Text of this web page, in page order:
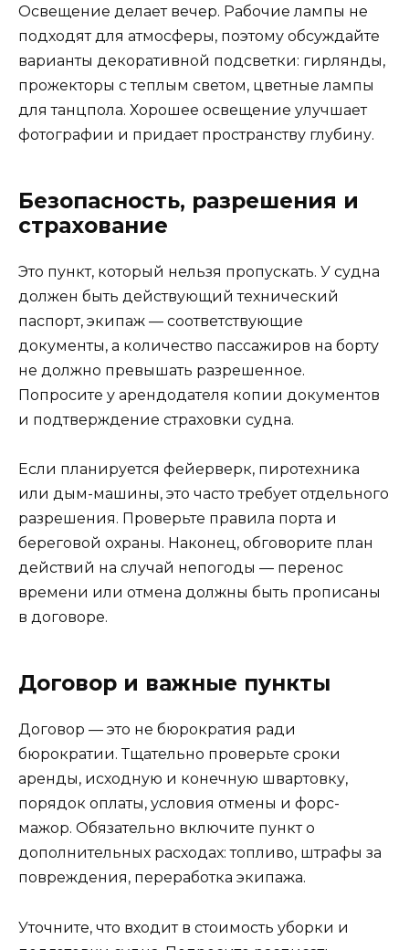
Освещение делает вечер. Рабочие лампы не
подходят для атмосферы, поэтому обсуждайте
варианты декоративной подсветки: гирлянды,
прожекторы с теплым светом, цветные лампы
для танцпола. Хорошее освещение улучшает
фотографии и придает пространству глубину.
Безопасность, разрешения и
страхование
Это пункт, который нельзя пропускать. У судна
должен быть действующий технический
паспорт, экипаж — соответствующие
документы, а количество пассажиров на борту
не должно превышать разрешенное.
Попросите у арендодателя копии документов
и подтверждение страховки судна.
Если планируется фейерверк, пиротехника
или дым-машины, это часто требует отдельного
разрешения. Проверьте правила порта и
береговой охраны. Наконец, обговорите план
действий на случай непогоды — перенос
времени или отмена должны быть прописаны
в договоре.
Договор и важные пункты
Договор — это не бюрократия ради
бюрократии. Тщательно проверьте сроки
аренды, исходную и конечную швартовку,
порядок оплаты, условия отмены и форс-
мажор. Обязательно включите пункт о
дополнительных расходах: топливо, штрафы за
повреждения, переработка экипажа.
Уточните, что входит в стоимость уборки и